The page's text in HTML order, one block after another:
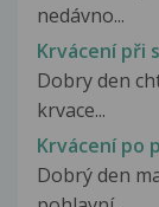
nedávno...
Krvácení při
Dobry den
krvace...
Krvácení po
Dobrý den